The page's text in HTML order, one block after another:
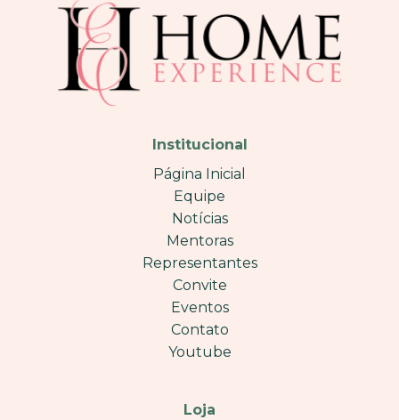
Institucional
Página Inicial
Equipe
Notícias
Mentoras
Representantes
Convite
Eventos
Contato
Youtube
Loja